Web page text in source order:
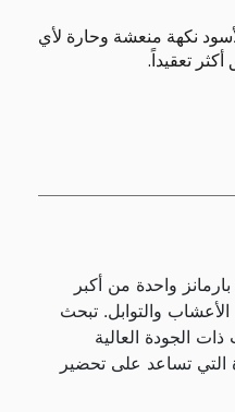
نكهة منعشة وحارة لأي
تعقيداً.
إينا بارمانز واحدة من أكبر
والتوابل. تبحث
الجودة العالية
التي تساعد على تحضير